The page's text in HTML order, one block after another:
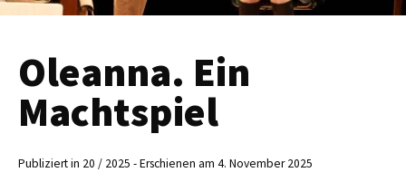
Oleanna. Ein
Machtspiel
Publiziert in 20 / 2025 - Erschienen am 4. November 2025